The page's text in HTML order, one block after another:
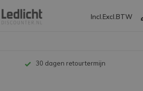
Incl. Excl. BTW